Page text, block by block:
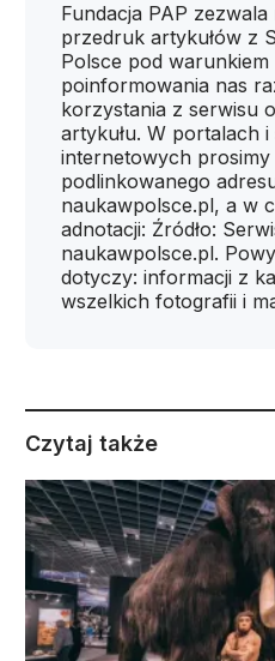
Fundacja PAP zezwala
przedruk artykułów z
Polsce pod warunkiem
poinformowania nas
korzystania z serwisu
artykułu. W portalach
internetowych prosimy
podlinkowanego
naukawpolsce.pl, a w
adnotacji: Źródło:
naukawpolsce.pl.
dotyczy: informacji z
wszelkich fotografii i
Czytaj także